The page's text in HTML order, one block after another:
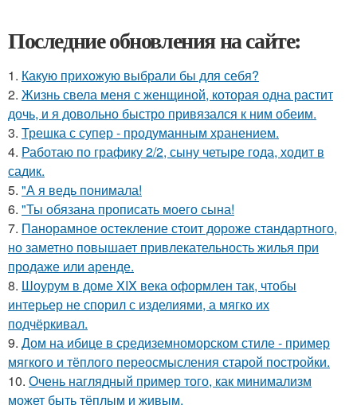
Последние обновления на сайте:
1. Какую прихожую выбрали бы для себя?
2. Жизнь свела меня с женщиной, которая одна растит
дочь, и я довольно быстро привязался к ним обеим.
3. Трешка с супер - продуманным хранением.
4. Работаю по графику 2/2, сыну четыре года, ходит в
садик.
5. "А я ведь понимала!
6. "Ты обязана прописать моего сына!
7. Панорамное остекление стоит дороже стандартного,
но заметно повышает привлекательность жилья при
продаже или аренде.
8. Шоурум в доме XIX века оформлен так, чтобы
интерьер не спорил с изделиями, а мягко их
подчёркивал.
9. Дом на ибице в средиземноморском стиле - пример
мягкого и тёплого переосмысления старой постройки.
10. Очень наглядный пример того, как минимализм
может быть тёплым и живым.